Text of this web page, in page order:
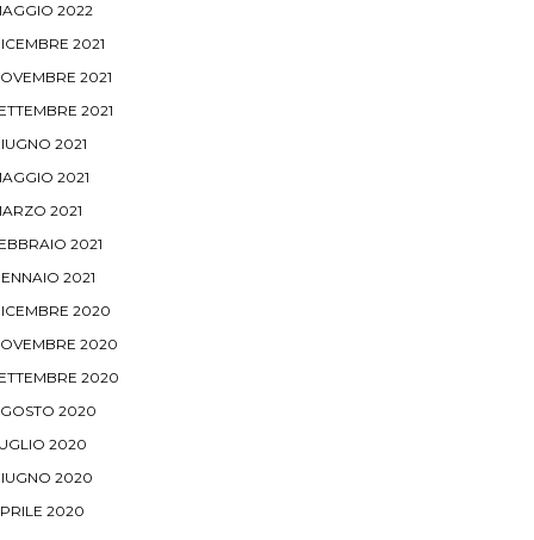
2022
2021
2021
2021
2021
2021
2021
2021
2021
2020
2020
2020
2020
2020
2020
2020